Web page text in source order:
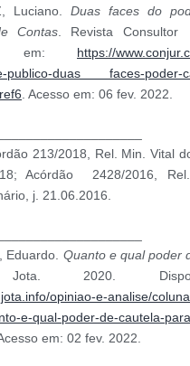
Luciano. Duas faces do
Contas. Revista Consultor
em: https://
publico-duas faces-poder-
. Acesso em: 06 fev. 2022.
213/2018, Rel. Min. Vital
Acórdão 2428/2016,
j. 21.06.2016.
Eduardo. Quanto e qual poder
2020.
opiniao-e-analise/
e-qual-poder-de-cautela-
em: 02 fev. 2022.